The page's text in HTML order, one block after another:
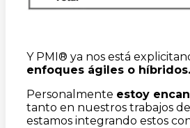
Y PMI® ya nos está
enfoques ágiles o híbridos.
Personalmente estoy
tanto en nuestros trabajos
estamos integrando estos